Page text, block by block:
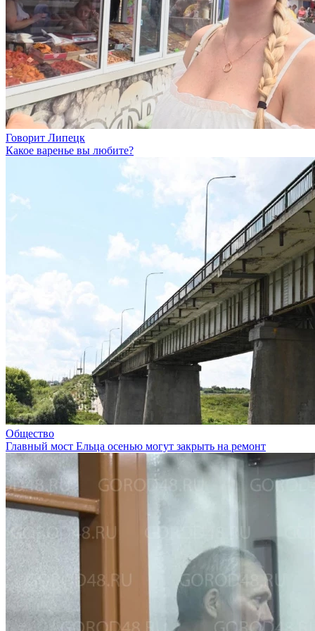
Говорит Липецк
Какое варенье вы любите?
Общество
Главный мост Ельца осенью могут закрыть на ремонт